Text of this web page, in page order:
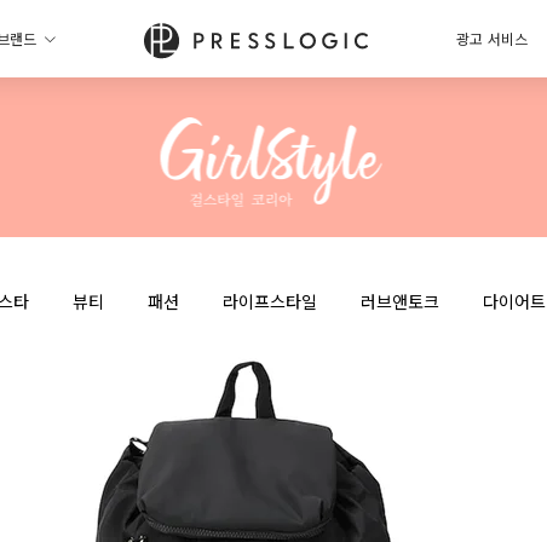
랜드 광고 서비스
타 뷰티 패션 라이프스타일 러브앤토크 다이어트